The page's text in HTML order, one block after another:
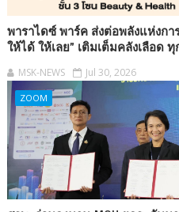
พาราไดซ์ พาร์ค ส่งต่อพลังแห่งกา
ให้ได้ ให้เลย” เติมเต็มคลังเลือด
MSK-NEWS Jul 30, 2026
ZOOM